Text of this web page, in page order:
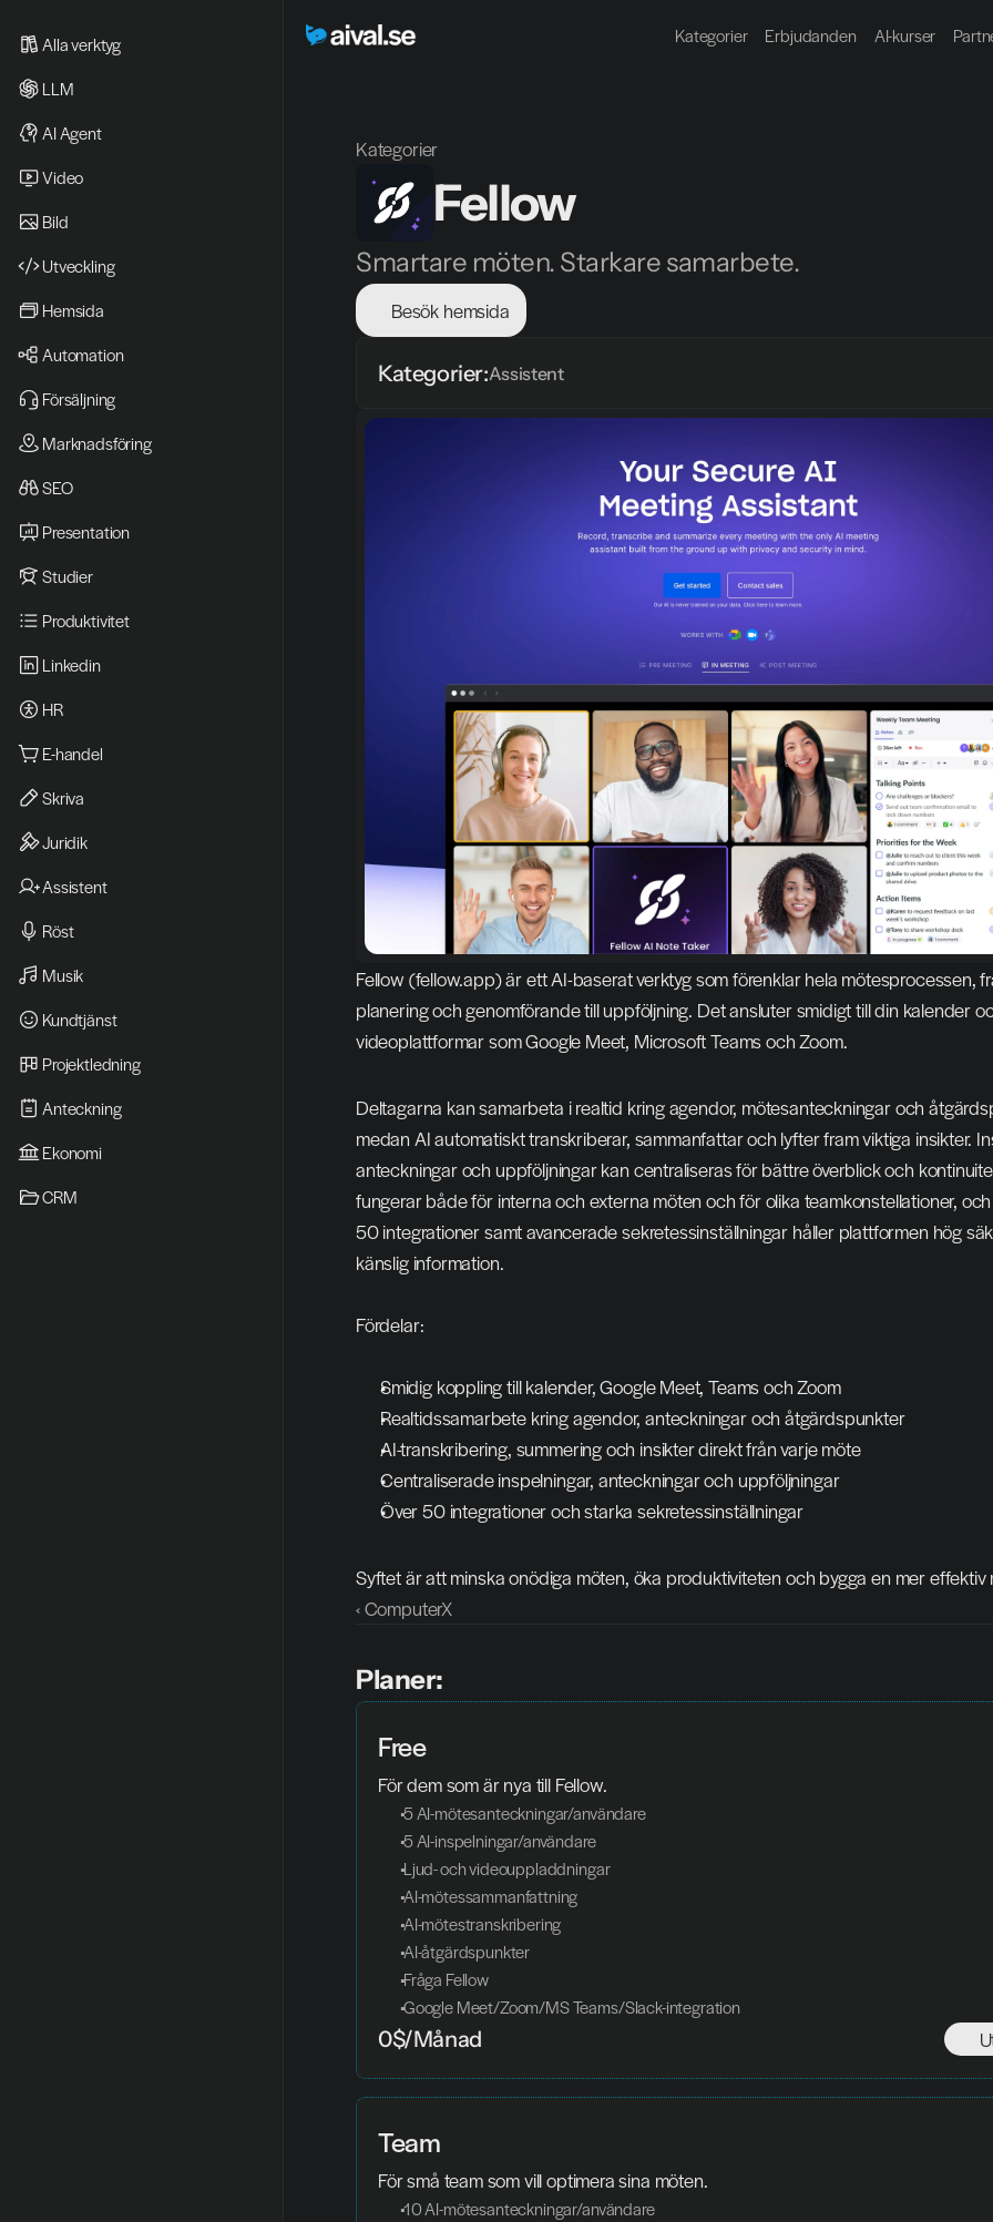
Kategorier Erbjudanden AI-kurser
Alla verktyg
LLM
AI Agent
Video
Bild
Utveckling
Hemsida
Automation
Försäljning
Marknadsföring
SEO
Presentation
Studier
Produktivitet
Linkedin
HR
E-handel
Skriva
Juridik
Assistent
Röst
Musik
Kundtjänst
Projektledning
Anteckning
Ekonomi
CRM
Kategorier
Fellow
Smartare möten. Starkare samarbete.
Besök hemsida
Kategorier:Assistent
Fellow (fellow.app) är ett AI-baserat verktyg som förenklar hela mötesprocessen,
planering och genomförande till uppföljning. Det ansluter smidigt till din kalender
videoplattformar som Google Meet, Microsoft Teams och Zoom.
Deltagarna kan samarbeta i realtid kring agendor, mötesanteckningar och
medan AI automatiskt transkriberar, sammanfattar och lyfter fram viktiga insikter.
anteckningar och uppföljningar kan centraliseras för bättre överblick och
fungerar både för interna och externa möten och för olika teamkonstellationer,
50 integrationer samt avancerade sekretessinställningar håller plattformen hög
känslig information.
Fördelar:
Smidig koppling till kalender, Google Meet, Teams och Zoom
Realtidssamarbete kring agendor, anteckningar och åtgärdspunkter
AI-transkribering, summering och insikter direkt från varje möte
Centraliserade inspelningar, anteckningar och uppföljningar
Över 50 integrationer och starka sekretessinställningar
Syftet är att minska onödiga möten, öka produktiviteten och bygga en mer effektiv
‹ ComputerX
Planer:
Free
För dem som är nya till Fellow.
5 AI-mötesanteckningar/användare
5 AI-inspelningar/användare
Ljud- och videouppladdningar
AI-mötessammanfattning
AI-mötestranskribering
AI-åtgärdspunkter
Fråga Fellow
Google Meet/Zoom/MS Teams/Slack-integration
0$/Månad
Team
För små team som vill optimera sina möten.
10 AI-mötesanteckningar/användare